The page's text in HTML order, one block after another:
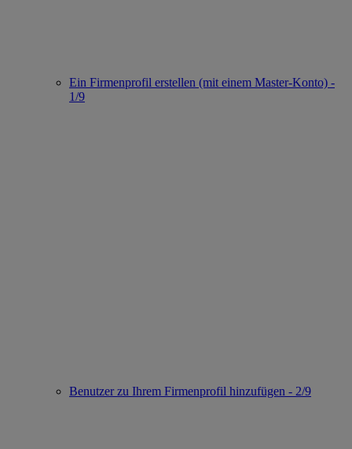
Ein Firmenprofil erstellen (mit einem Master-Konto) -
1/9
Benutzer zu Ihrem Firmenprofil hinzufügen - 2/9